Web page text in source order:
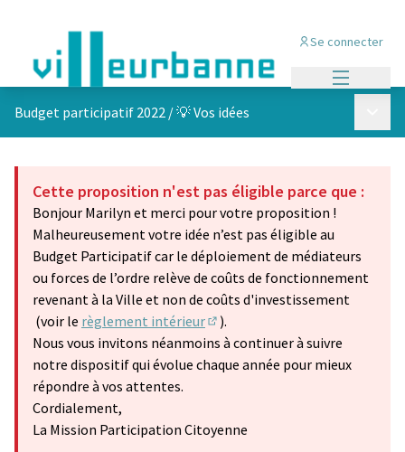
Se connecter
Budget participatif 2022 /💡 Vos idées
Cette proposition n'est pas éligible parce que :
Bonjour Marilyn et merci pour votre proposition !
Malheureusement votre idée n’est pas éligible au
Budget Participatif car le déploiement de médiateurs
ou forces de l’ordre relève de coûts de fonctionnement
revenant à la Ville et non de coûts d'investissement
(voir le règlement intérieur
(S'ouvre dans un nouvel onglet)
).
Nous vous invitons néanmoins à continuer à suivre
notre dispositif qui évolue chaque année pour mieux
répondre à vos attentes.
Cordialement,
La Mission Participation Citoyenne